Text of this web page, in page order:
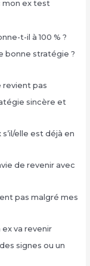
mon ex test
t-il à 100 % ?
bonne stratégie ?
revient pas
sincère et
elle est déjà en
de revenir avec
pas malgré mes
va revenir
signes ou un